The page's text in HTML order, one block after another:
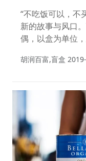
赚39倍！
“不吃饭可以，不
新的故事与风口
偶，以盒为单位
什么，何时能集
胡润百富,盲盒